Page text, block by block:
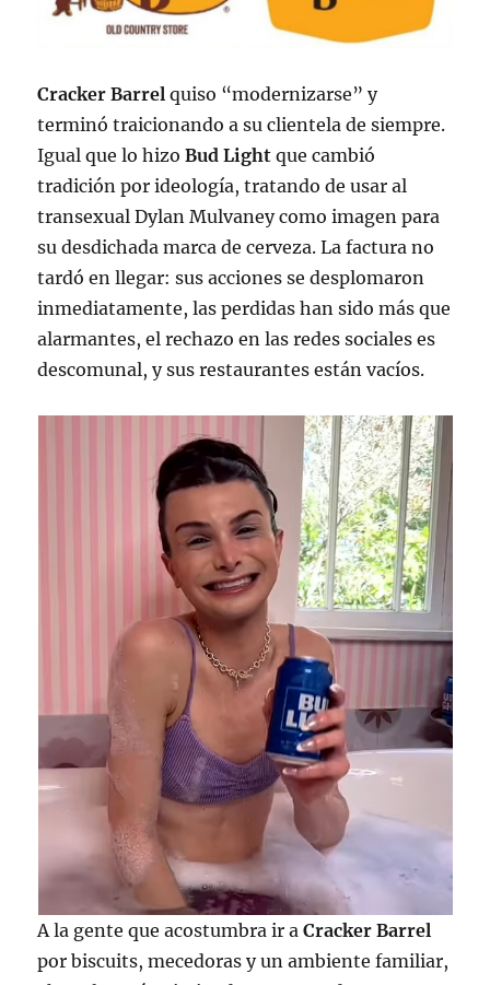
Cracker Barrelquiso “modernizarse” y
terminó traicionando a su clientela de siempre.
Igual que lo hizoBud Lightque cambió
tradición por ideología, tratando de usar al
transexual Dylan Mulvaney como imagen para
su desdichada marca de cerveza. La factura no
tardó en llegar: sus acciones se desplomaron
inmediatamente, las perdidas han sido más que
alarmantes, el rechazo en las redes sociales es
descomunal, y sus restaurantes están vacíos.
A la gente que acostumbra ir aCracker Barrel
por biscuits, mecedoras y un ambiente familiar,